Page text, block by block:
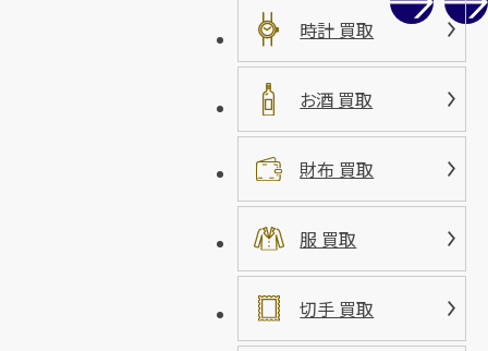
時計 買取
お酒 買取
財布 買取
服 買取
切手 買取